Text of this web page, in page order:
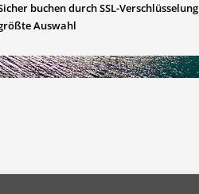
buchen durch SSL-Verschlüsselung
Auswahl